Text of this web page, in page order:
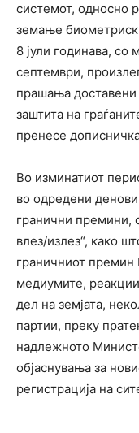
системот, односно
земање
8 јули годинава,
септември,
прашања
заштита на
пренесе
Во изминатиот
во одредени
гранични премини,
влез/излез“, како
граничниот премин
медиумите,
дел на земјата,
партии, преку
надлежното
објаснувања за
регистрација на